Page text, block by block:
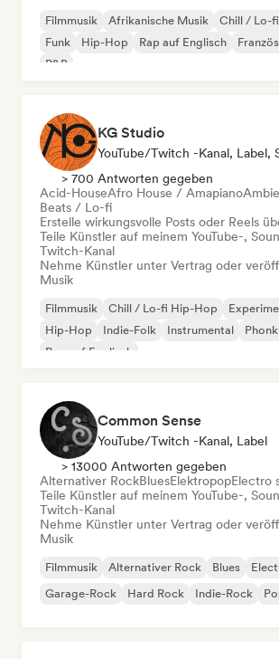
Filmmusik Afrikanische Musik
Chill / Lo-
Funk
Hip-Hop Rap auf Englisch
R&B
KG Studio
> 700 Antworten gegeben
Acid-HouseAfro House / Amapiano
Beats / Lo-fi
Erstelle wirkungsvolle Posts oder Reels
Teile Künstler auf meinem YouTube-,
Twitch-Kanal
Nehme Künstler unter Vertrag oder
Musik
Filmmusik Chill / Lo-fi Hip-Hop
Hip-Hop
Indie-Folk Instrumental
Phonk
Rap auf Englisch
Common Sense
YouTube/Twitch -Kanal, Label
> 13000 Antworten gegeben
Alternativer RockBluesElektropopElectro
Teile Künstler auf meinem YouTube-,
Twitch-Kanal
Nehme Künstler unter Vertrag oder
Musik
Filmmusik Alternativer Rock Blues
Garage-Rock
Hard Rock Indie-Rock